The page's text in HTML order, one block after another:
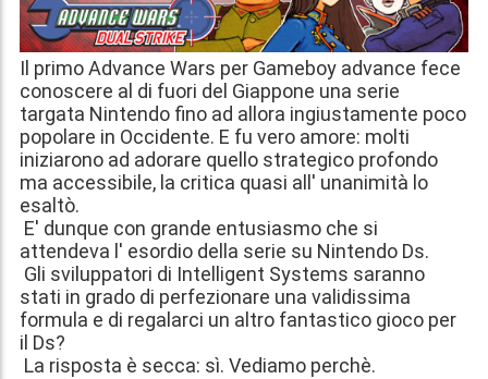
Il primo Advance Wars per Gameboy advance fece
conoscere al di fuori del Giappone una serie
targata Nintendo fino ad allora ingiustamente poco
popolare in Occidente. E fu vero amore: molti
iniziarono ad adorare quello strategico profondo
ma accessibile, la critica quasi all' unanimità lo
esaltò.
E' dunque con grande entusiasmo che si
attendeva l' esordio della serie su Nintendo Ds.
Gli sviluppatori di Intelligent Systems saranno
stati in grado di perfezionare una validissima
formula e di regalarci un altro fantastico gioco per
il Ds?
La risposta è secca: sì. Vediamo perchè.